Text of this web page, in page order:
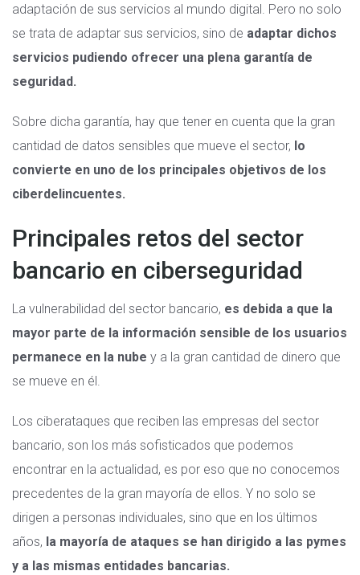
adaptación de sus servicios al mundo digital. Pero no solo
se trata de adaptar sus servicios, sino de adaptar dichos
servicios pudiendo ofrecer una plena garantía de
seguridad.
Sobre dicha garantía, hay que tener en cuenta que la gran
cantidad de datos sensibles que mueve el sector, lo
convierte en uno de los principales objetivos de los
ciberdelincuentes.
Principales retos del sector
bancario en ciberseguridad
La vulnerabilidad del sector bancario, es debida a que la
mayor parte de la información sensible de los usuarios
permanece en la nube y a la gran cantidad de dinero que
se mueve en él.
Los ciberataques que reciben las empresas del sector
bancario, son los más sofisticados que podemos
encontrar en la actualidad, es por eso que no conocemos
precedentes de la gran mayoría de ellos. Y no solo se
dirigen a personas individuales, sino que en los últimos
años, la mayoría de ataques se han dirigido a las pymes
y a las mismas entidades bancarias.